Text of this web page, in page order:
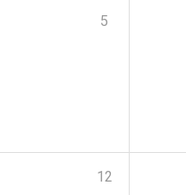
5
12